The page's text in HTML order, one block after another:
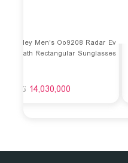
Oakley Men's Oo9208 Radar Ev
Path Rectangular Sunglasses
14,030,000 تومان